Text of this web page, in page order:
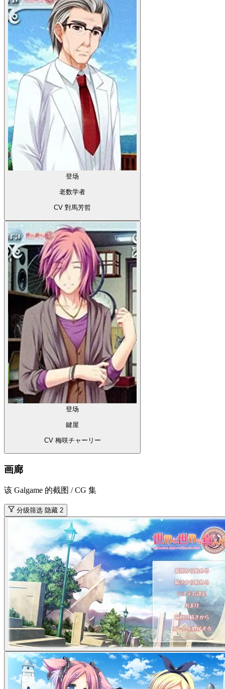
登场
老数学者
CV 對馬芳哲
登场
鍵屋
CV 梅咲チャーリー
画廊
该 Galgame 的截图 / CG 集
分级筛选隐藏 2